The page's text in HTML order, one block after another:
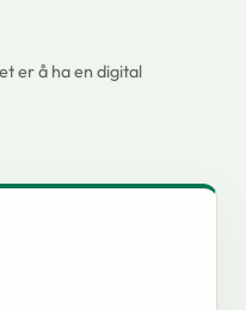
er å ha en digital